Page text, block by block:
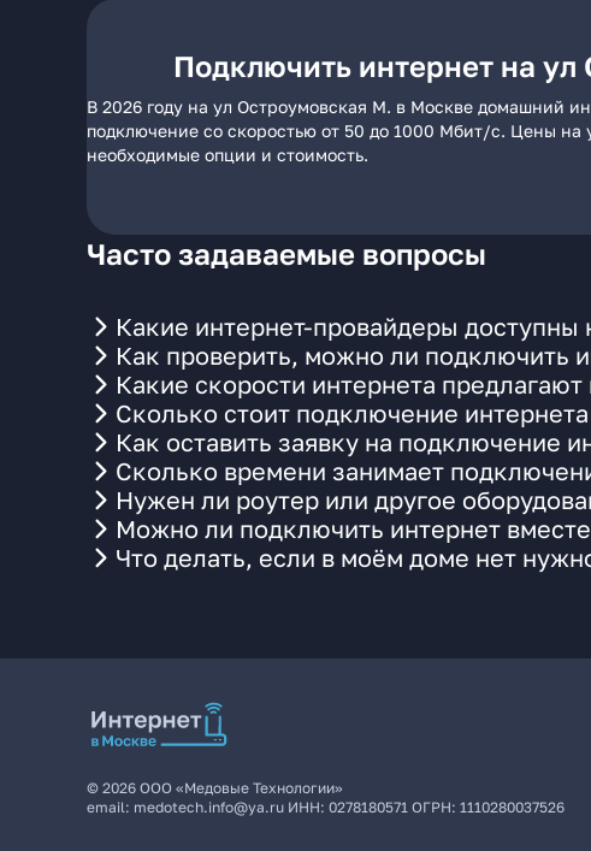
Подключить интернет на
В 2026 году на ул Остроумовская М. в Москве домашний
подключение со скоростью от 50 до 1000 Мбит/с. Цены на
необходимые опции и стоимость.
Часто задаваемые вопросы
Какие интернет-провайдеры
Как проверить, можно ли подключить
Какие скорости интернета
Сколько стоит подключение
Как оставить заявку на подключение
Сколько времени занимает
Нужен ли роутер или другое
Можно ли подключить интернет
Что делать, если в моём доме нет
© 2026 ООО «Медовые Технологии»
email: medotech.info@ya.ru ИНН: 0278180571 ОГРН: 1110280037526